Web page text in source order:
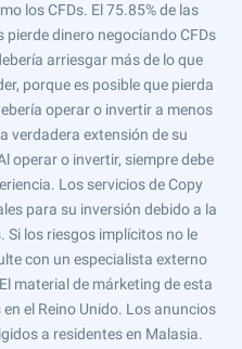
los CFDs. El 75.85% de las
dinero negociando CFDs
arriesgar más de lo que
porque es posible que pierda
operar o invertir a menos
verdadera extensión de su
operar o invertir, siempre debe
Los servicios de Copy
para su inversión debido a la
los riesgos implícitos no le
con un especialista externo
material de márketing de esta
el Reino Unido. Los anuncios
a residentes en Malasia.